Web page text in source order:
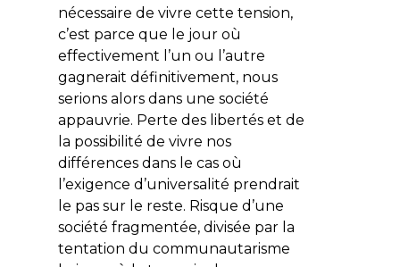
nécessaire de vivre cette tension,
c’est parce que le jour où
effectivement l’un ou l’autre
gagnerait définitivement, nous
serions alors dans une société
appauvrie. Perte des libertés et de
la possibilité de vivre nos
différences dans le cas où
l’exigence d’universalité prendrait
le pas sur le reste. Risque d’une
société fragmentée, divisée par la
tentation du communautarisme